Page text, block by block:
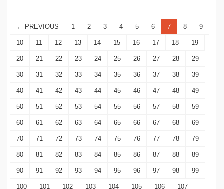
← PREVIOUS 1 2 3 4 5 6 7 8 9
10 11 12 13 14 15 16 17 18 19
20 21 22 23 24 25 26 27 28 29
30 31 32 33 34 35 36 37 38 39
40 41 42 43 44 45 46 47 48 49
50 51 52 53 54 55 56 57 58 59
60 61 62 63 64 65 66 67 68 69
70 71 72 73 74 75 76 77 78 79
80 81 82 83 84 85 86 87 88 89
90 91 92 93 94 95 96 97 98 99
100 101 102 103 104 105 106 107